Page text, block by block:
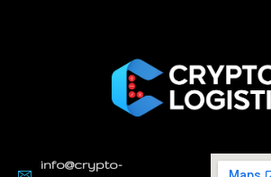
info@crypto-